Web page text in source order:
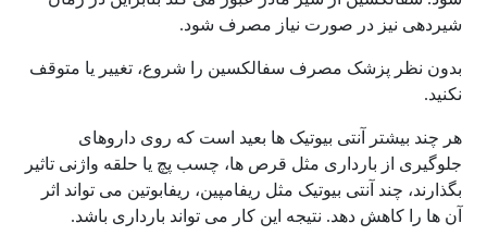
شیردهی نیز در صورت نیاز مصرف شود.
بدون نظر پزشک مصرف سفالکسین را شروع، تغییر یا متوقف
نکنید.
هر چند بیشتر آنتی بیوتیک ها بعید است که روی داروهای
جلوگیری از بارداری مثل قرص ها، چسب پچ یا حلقه واژنی تاثیر
بگذارند، چند آنتی بیوتیک مثل ریفامپین، ریفابوتین می تواند اثر
آن ها را کاهش دهد. نتیجه این کار می تواند بارداری باشد.